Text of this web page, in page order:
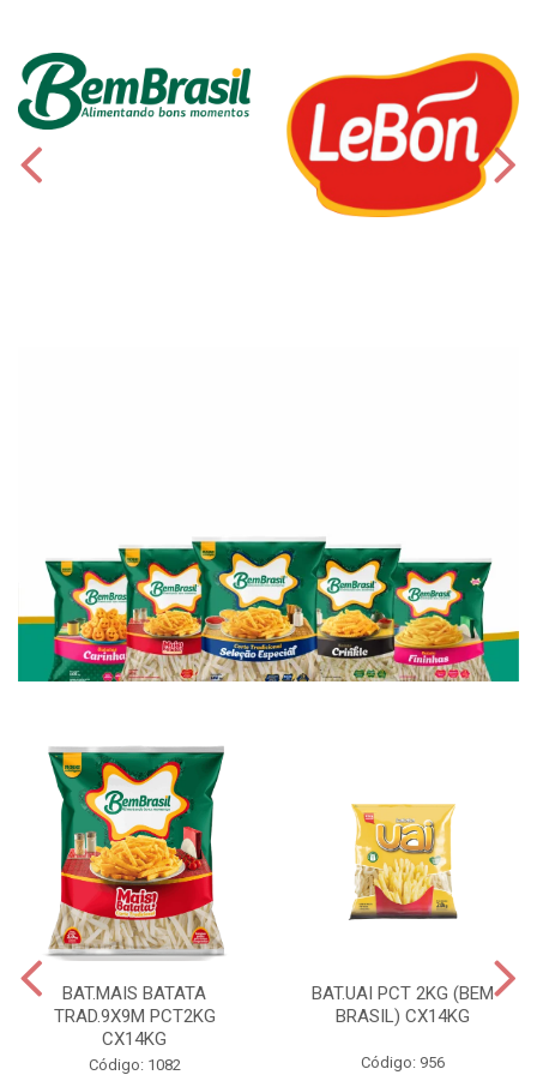
BAT.MAIS BATATA
TRAD.9X9M PCT2KG
CX14KG
Código: 1082
BAT.UAI PCT 2KG (BEM
BRASIL) CX14KG
Código: 956